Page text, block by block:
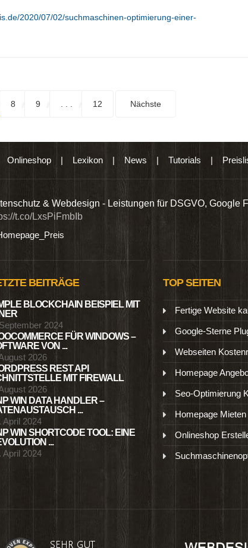
2020/07/02/suchmaschinen-optimierung-einer-
8 9 12 Nächste
Onlineshop| Lexikon|News | Tutorials |
& Webdesign - Leistungen für DSGVO, Google
t.co/LxsPiFmbIb
BEITRÄGE
BLOCKCHAIN BEISPIEL MIT
2024
FÜR WINDOWS –
VON ...
2026
REST API
MIT FIREWALL
2026
WIN DATA HANDLER –
...
April 2024
WIN SHORTCODE TOOL: EINE
...
April 2024
TOP SEITEN
Fertige Website
Google-Sterne
Webseiten
Homepage
Seo-Optimierung
Homepage
Onlineshop